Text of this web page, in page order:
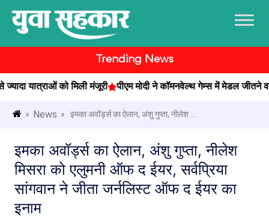
Trending News
यात्राओं को मिली मंजूरी पीएम मोदी ने कॉमनवेल्थ गेम्स में मेडल जीतने वाले
» News » इमका अवॉर्ड्स का ऐलान, अंशु गुप्ता, नीलेश ...
इमका अवॉर्ड्स का ऐलान, अंशु गुप्ता, नीलेश
मिसरा को एलुमनी ऑफ द ईयर, सर्वप्रिया
सांगवान ने जीता जर्नलिस्ट ऑफ द ईयर का
इनाम